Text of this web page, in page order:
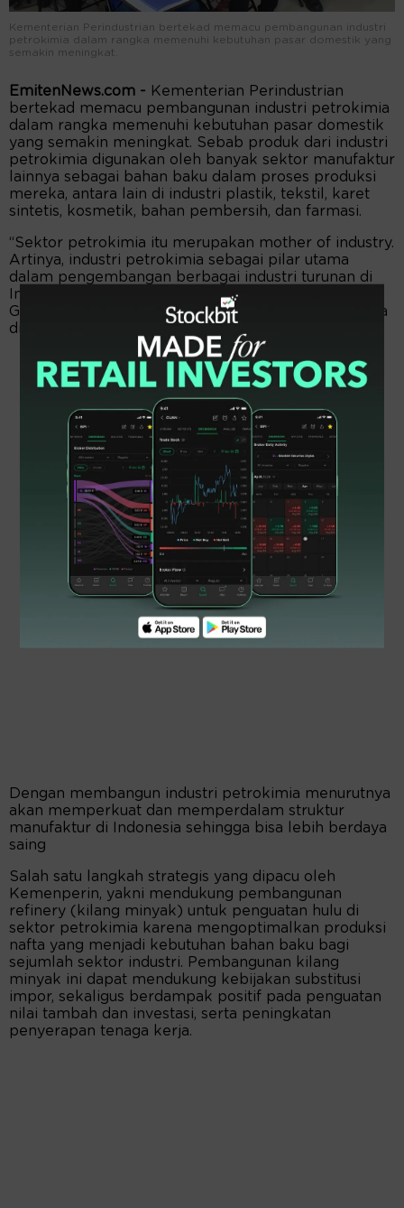
Kementerian Perindustrian bertekad memacu pembangunan industri
petrokimia dalam rangka memenuhi kebutuhan pasar domestik yang
semakin meningkat.
EmitenNews.com - Kementerian Perindustrian
bertekad memacu pembangunan industri petrokimia
dalam rangka memenuhi kebutuhan pasar domestik
yang semakin meningkat. Sebab produk dari industri
petrokimia digunakan oleh banyak sektor manufaktur
lainnya sebagai bahan baku dalam proses produksi
mereka, antara lain di industri plastik, tekstil, karet
sintetis, kosmetik, bahan pembersih, dan farmasi.
“Sektor petrokimia itu merupakan mother of industry.
Artinya, industri petrokimia sebagai pilar utama
dalam pengembangan berbagai industri turunan di
Indonesia,” kata Menteri Perindustrian Agus
Gumiwang Kartasasmita dalam keterangan resminya
di Jakarta, Rabu (14/5).
Dengan membangun industri petrokimia menurutnya
akan memperkuat dan memperdalam struktur
manufaktur di Indonesia sehingga bisa lebih berdaya
saing
Salah satu langkah strategis yang dipacu oleh
Kemenperin, yakni mendukung pembangunan
refinery (kilang minyak) untuk penguatan hulu di
sektor petrokimia karena mengoptimalkan produksi
nafta yang menjadi kebutuhan bahan baku bagi
sejumlah sektor industri. Pembangunan kilang
minyak ini dapat mendukung kebijakan substitusi
impor, sekaligus berdampak positif pada penguatan
nilai tambah dan investasi, serta peningkatan
penyerapan tenaga kerja.